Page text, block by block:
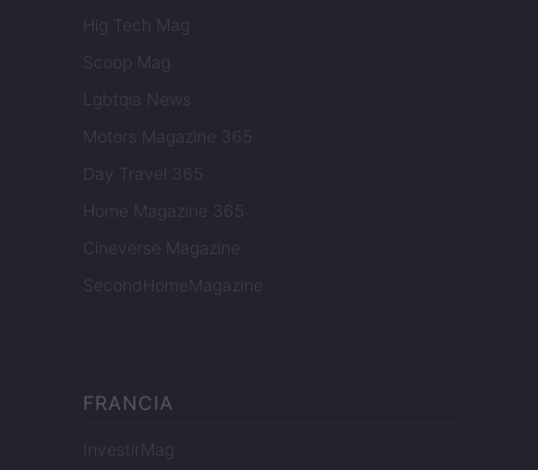
Hig Tech Mag
Scoop Mag
Lgbtqia News
Motors Magazine 365
Day Travel 365
Home Magazine 365
Cineverse Magazine
SecondHomeMagazine
FRANCIA
InvestirMag